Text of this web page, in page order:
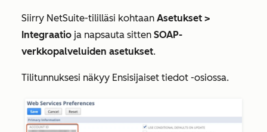
Siirry NetSuite-tililläsi kohtaan Asetukset >
Integraatio ja napsauta sitten SOAP-
verkkopalveluiden asetukset.
Tilitunnuksesi näkyy Ensisijaiset tiedot -osiossa.